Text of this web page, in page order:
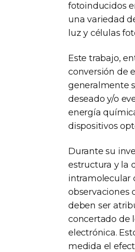
fotoinducidos
una variedad
luz y células
Este trabajo,
conversión de
generalmente
deseado y/o
energía
dispositivos
Durante su
estructura y la
intramolecular
observaciones
deben ser
concertado de
electrónica.
medida el